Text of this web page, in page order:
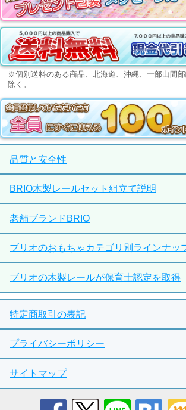
※個別送料のある商品、北海道、沖縄、一部山間
除く。
品質と安全性
BRIO木製レールセット組立て説明
老舗ブランドBRIO
ブリオのおもちゃカテゴリ別ラインナッ
ブリオの木製レールが保育士認定を取得
特定商取引の表記
プライバシーポリシー
サイトマップ